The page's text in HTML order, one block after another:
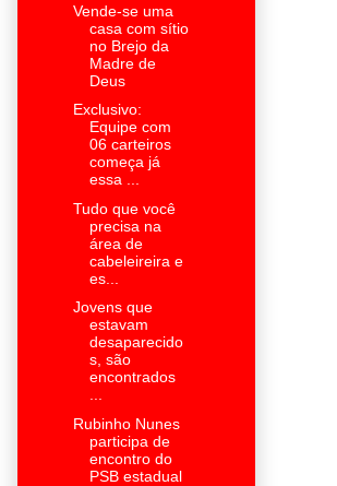
Vende-se uma
casa com sítio
no Brejo da
Madre de
Deus
Exclusivo:
Equipe com
06 carteiros
começa já
essa ...
Tudo que você
precisa na
área de
cabeleireira e
es...
Jovens que
estavam
desaparecido
s, são
encontrados
...
Rubinho Nunes
participa de
encontro do
PSB estadual